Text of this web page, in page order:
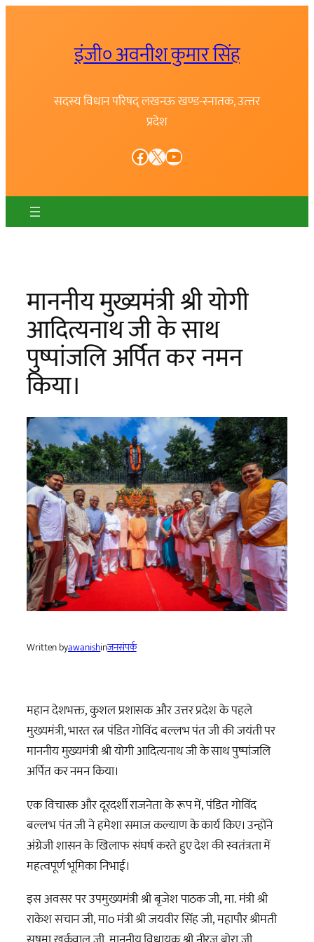
इंजी० अवनीश कुमार सिंह
सदस्य विधान परिषद् लखनऊ खण्ड-स्नातक, उत्त्तर
प्रदेश
Facebook X YouTube
माननीय मुख्यमंत्री श्री योगी
आदित्यनाथ जी के साथ
पुष्पांजलि अर्पित कर नमन
किया।
Written byawanishinजनसंपर्क
महान देशभक्त, कुशल प्रशासक और उत्तर प्रदेश के पहले
मुख्यमंत्री, भारत रत्न पंडित गोविंद बल्लभ पंत जी की जयंती पर
माननीय मुख्यमंत्री श्री योगी आदित्यनाथ जी के साथ पुष्पांजलि
अर्पित कर नमन किया।
एक विचारक और दूरदर्शी राजनेता के रूप में, पंडित गोविंद
बल्लभ पंत जी ने हमेशा समाज कल्याण के कार्य किए। उन्होंने
अंग्रेजी शासन के खिलाफ संघर्ष करते हुए देश की स्वतंत्रता में
महत्वपूर्ण भूमिका निभाई।
इस अवसर पर उपमुख्यमंत्री श्री बृजेश पाठक जी, मा. मंत्री श्री
राकेश सचान जी, माo मंत्री श्री जयवीर सिंह जी, महापौर श्रीमती